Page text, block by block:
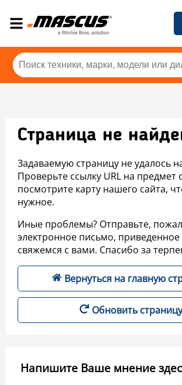
Страница не
Задаваемую страницу не удалось
Проверьте ссылку URL на
посмотрите карту нашего сайта,
нужное.
Иные проблемы? Отправьте,
электронное письмо,
свяжемся с вами. Спасибо за
Вернуться на главную
Обновить страницу
Напишите Ваше мнение